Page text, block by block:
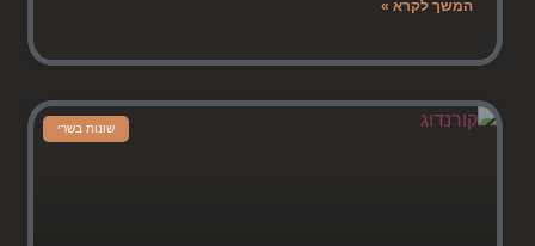
המשך לקרא »
שונות בשרי